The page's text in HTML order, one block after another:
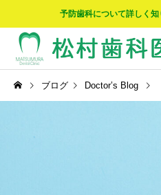
予防歯科について詳しく
ブログ Doctor’s Blog